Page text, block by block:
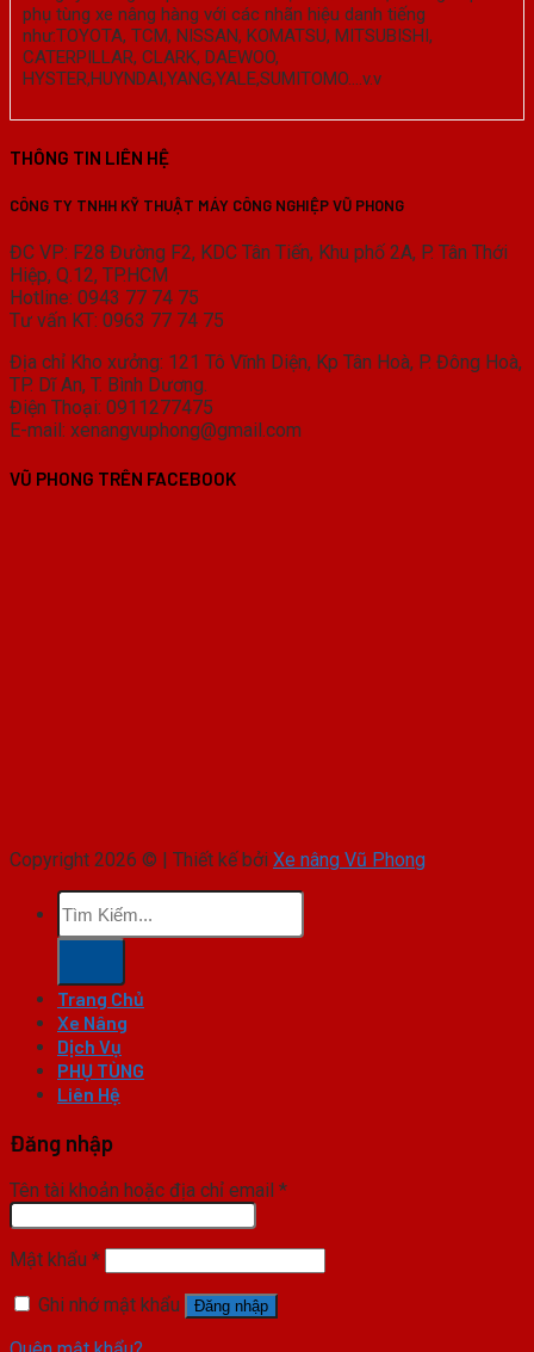
phụ tùng xe nâng hàng với các nhãn hiệu danh tiếng
như:TOYOTA, TCM, NISSAN, KOMATSU, MITSUBISHI,
CATERPILLAR, CLARK, DAEWOO,
HYSTER,HUYNDAI,YANG,YALE,SUMITOMO….v.v
THÔNG TIN LIÊN HỆ
CÔNG TY TNHH KỸ THUẬT MÁY CÔNG NGHIỆP VŨ PHONG
ĐC VP: F28 Đường F2, KDC Tân Tiến, Khu phố 2A, P. Tân Thới
Hiệp, Q.12, TP.HCM
Hotline: 0943 77 74 75
Tư vấn KT: 0963 77 74 75
Địa chỉ Kho xưởng: 121 Tô Vĩnh Diện, Kp Tân Hoà, P. Đông Hoà,
TP. Dĩ An, T. Bình Dương.
Điện Thoại: 0911277475
E-mail: xenangvuphong@gmail.com
VŨ PHONG TRÊN FACEBOOK
Copyright 2026 © | Thiết kế bởi Xe nâng Vũ Phong
Tìm
kiếm:
Trang Chủ
Xe Nâng
Dịch Vụ
PHỤ TÙNG
Liên Hệ
Đăng nhập
Tên tài khoản hoặc địa chỉ email *
Mật khẩu *
Ghi nhớ mật khẩu
Đăng nhập